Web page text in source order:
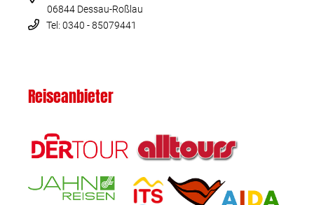
06844 Dessau-Roßlau
Tel: 0340 - 85079441
Reiseanbieter